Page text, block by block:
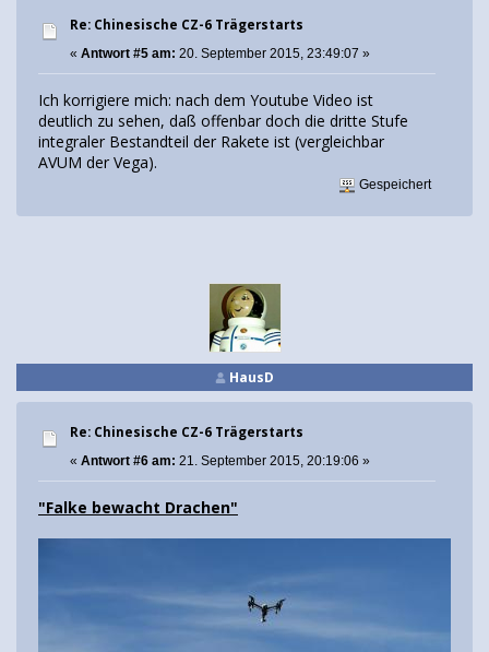
Re: Chinesische CZ-6 Trägerstarts
« Antwort #5 am: 20. September 2015, 23:49:07 »
Ich korrigiere mich: nach dem Youtube Video ist
deutlich zu sehen, daß offenbar doch die dritte Stufe
integraler Bestandteil der Rakete ist (vergleichbar
AVUM der Vega).
Gespeichert
HausD
Re: Chinesische CZ-6 Trägerstarts
« Antwort #6 am: 21. September 2015, 20:19:06 »
"Falke bewacht Drachen"